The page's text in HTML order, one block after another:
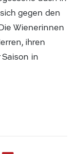
gegen den
Wienerinnen
ihren
in